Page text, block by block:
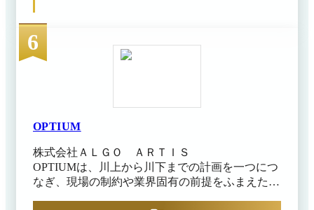
や自動バックアップにも対応しています。売上・
支払データは会計ソフトとのAPI連携により取
引・決済情報として連携でき、経理業務の手間や
時間の削減につながります。 導入前後のトレー
柔軟なカスタマイズが可能です。中小企業やスモ
ールスタートの業務システムとして最適な設計
6
OPTIUM
株式会社ＡＬＧＯ ＡＲＴＩＳ
OPTIUMは、川上から川下までの計画を一つにつ
なぎ、現場の制約や業界固有の前提をふまえたう